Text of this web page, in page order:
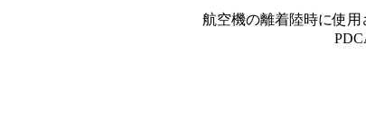
航空機の離着陸時に使